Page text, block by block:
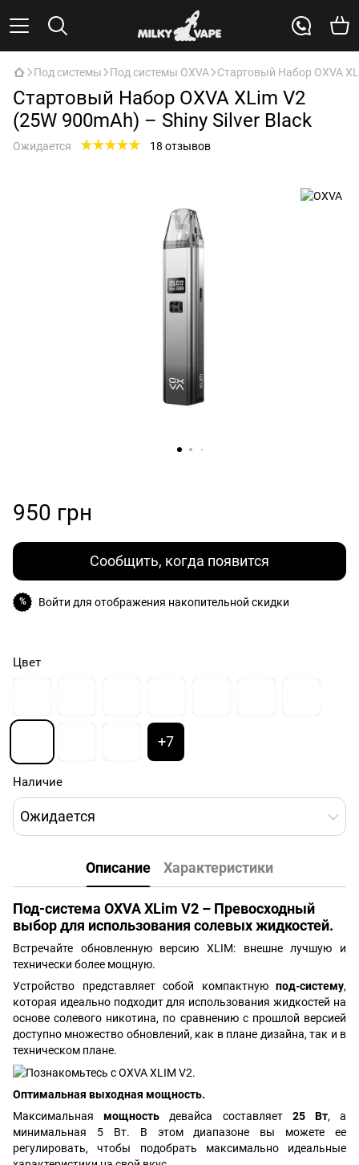
Под системы Под системы OXVA Стартовый Набор OXVA
Стартовый Набор OXVA XLim V2
(25W 900mAh) – Shiny Silver Black
Ожидается 18 отзывов
950 грн
Сообщить, когда появится
% Войти для отображения накопительной скидки
Цвет
+7
Наличие
Ожидается
Описание Характеристики
Под-система OXVA XLim V2 – Превосходный
выбор для использования солевых жидкостей.
Встречайте обновленную версию XLIM: внешне лучшую и
технически более мощную.
Устройство представляет собой компактную под-систему,
которая идеально подходит для использования жидкостей на
основе солевого никотина, по сравнению с прошлой версией
доступно множество обновлений, как в плане дизайна, так и в
техническом плане.
Оптимальная выходная мощность.
Максимальнаямощностьдевайса составляет 25 Вт, а
минимальная 5 Вт. В этом диапазоне вы можете ее
регулировать, чтобы подобрать максимально идеальные